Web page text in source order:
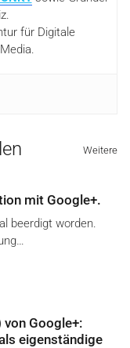
für Digitale
Weitere
mit Google+.
beerdigt worden.
von Google+:
eigenständige